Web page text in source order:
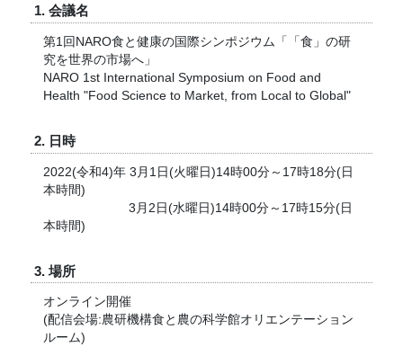
1. 会議名
第1回NARO食と健康の国際シンポジウム「「食」の研
究を世界の市場へ」
NARO 1st International Symposium on Food and
Health "Food Science to Market, from Local to Global"
2. 日時
2022(令和4)年 3月1日(火曜日)14時00分～17時18分(日
本時間)
3月2日(水曜日)14時00分～17時15分(日
本時間)
3. 場所
オンライン開催
(配信会場:農研機構食と農の科学館オリエンテーション
ルーム)